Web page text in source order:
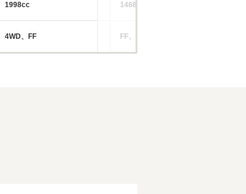
1998cc
4WD、FF
1468～1999cc
FF、4WD